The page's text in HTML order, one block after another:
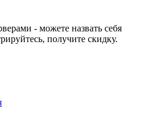
- можете назвать себя
получите скидку.